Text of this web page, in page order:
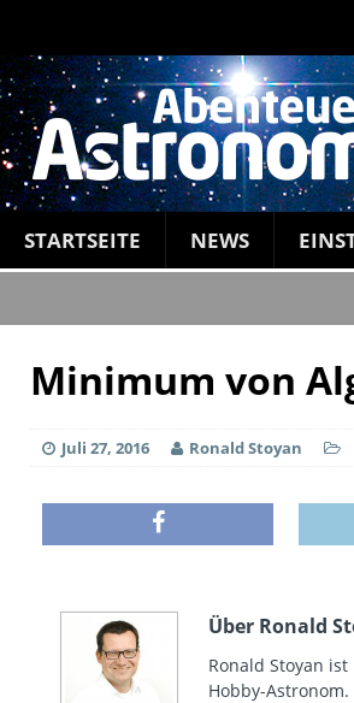
STARTSEITE NEWS
Minimum von
Juli 27, 2016 Ronald Stoyan
Über Ronald
Ronald Stoyan
Hobby-Astronom.